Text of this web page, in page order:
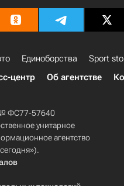
Единоборства
Sport
центр Об агентстве
№ ФС77-57640
унитарное
агентство